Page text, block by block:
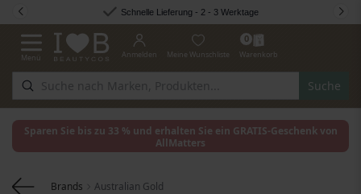
Zum Inhalt springen Schnelle Lieferung - 2 - 3 Werktage
Navigation umschalten
Menü
Suche
Anmelden Meine Wunschliste
0
Warenkorb
Sparen Sie bis zu 33 % und erhalten Sie ein GRATIS-Geschenk von
AllMatters
Brands Australian Gold